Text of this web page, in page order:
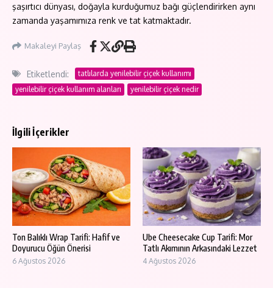
şaşırtıcı dünyası, doğayla kurduğumuz bağı güçlendirirken aynı
zamanda yaşamımıza renk ve tat katmaktadır.
Makaleyi Paylaş
Etiketlendi:
tatlılarda yenilebilir çiçek kullanımı
yenilebilir çiçek kullanım alanları
yenilebilir çiçek nedir
İlgili İçerikler
Ton Balıklı Wrap Tarifi: Hafif ve
Doyurucu Öğün Önerisi
6 Ağustos 2026
Ube Cheesecake Cup Tarifi: Mor
Tatlı Akımının Arkasındaki Lezzet
4 Ağustos 2026